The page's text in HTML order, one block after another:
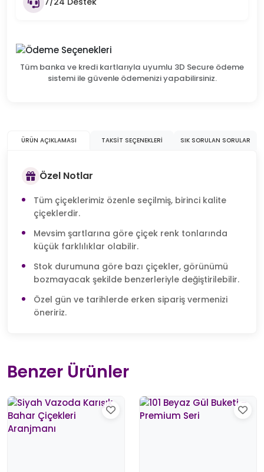
Tüm banka ve kredi kartlarıyla uyumlu 3D Secure ödeme
sistemi ile güvenle ödemenizi yapabilirsiniz.
ÜRÜN AÇIKLAMASI TAKSIT SEÇENEKLERI SIK SORULAN SORULAR
Özel Notlar
Tüm çiçeklerimiz özenle seçilmiş, birinci kalite
çiçeklerdir.
Mevsim şartlarına göre çiçek renk tonlarında
küçük farklılıklar olabilir.
Stok durumuna göre bazı çiçekler, görünümü
bozmayacak şekilde benzerleriyle değiştirilebilir.
Özel gün ve tarihlerde erken sipariş vermenizi
öneririz.
Benzer Ürünler